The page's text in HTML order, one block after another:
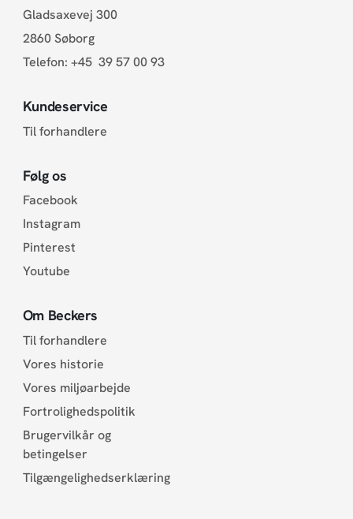
Gladsaxevej 300
2860 Søborg
Telefon: +45 39 57 00 93
Kundeservice
Til forhandlere
Følg os
Facebook
Instagram
Pinterest
Youtube
Om Beckers
Til forhandlere
Vores historie
Vores miljøarbejde
Fortrolighedspolitik
Brugervilkår og
betingelser
Tilgængelighedserklæring